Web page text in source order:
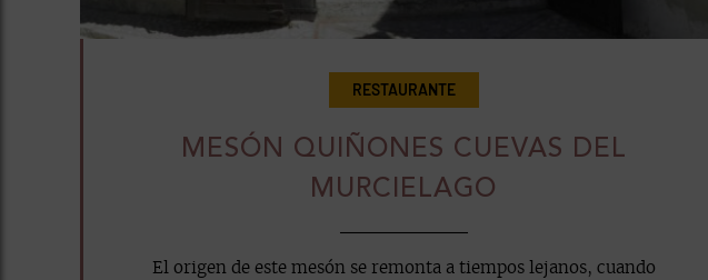
RESTAURANTE
MESÓN QUIÑONES CUEVAS DEL
MURCIELAGO
El origen de este mesón se remonta a tiempos lejanos, cuando